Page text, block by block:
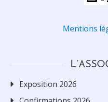
Mentions
Exposition 2026